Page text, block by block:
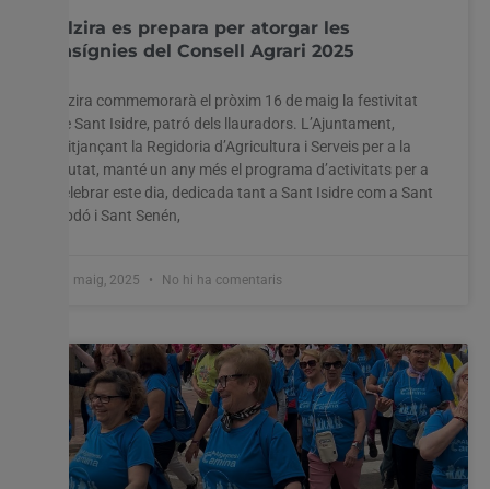
Alzira es prepara per atorgar les
insígnies del Consell Agrari 2025
Alzira commemorarà el pròxim 16 de maig la festivitat
de Sant Isidre, patró dels llauradors. L’Ajuntament,
mitjançant la Regidoria d’Agricultura i Serveis per a la
Ciutat, manté un any més el programa d’activitats per a
celebrar este dia, dedicada tant a Sant Isidre com a Sant
Abdó i Sant Senén,
13 maig, 2025 No hi ha comentaris